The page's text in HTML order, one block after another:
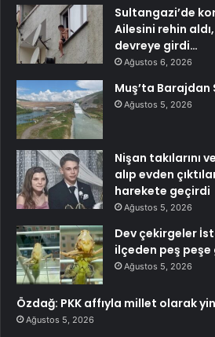
Sultangazi’de
Ailesini rehin
devreye girdi…
Ağustos 6, 2026
Muş’ta Barajdan
Ağustos 5, 2026
Nişan takılarını
alıp evden
harekete geçirdi
Ağustos 5, 2026
Dev çekirgeler
ilçeden peş
Ağustos 5, 2026
Özdağ: PKK affıyla millet olarak
Ağustos 5, 2026